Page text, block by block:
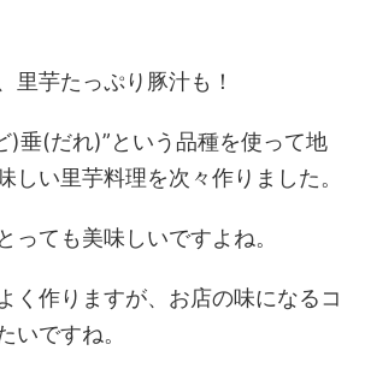
里芋たっぷり豚汁も！
)垂(だれ)”という品種を使って地
しい里芋料理を次々作りました。
っても美味しいですよね。
く作りますが、お店の味になるコ
いですね。